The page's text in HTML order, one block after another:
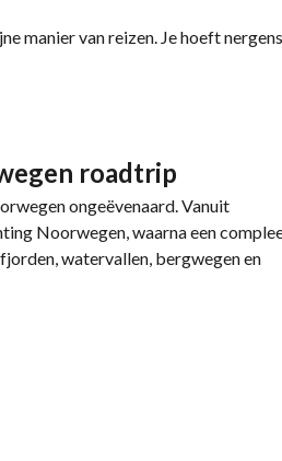
manier van reizen. Je hoeft
roadtrip
ongeëvenaard. Vanuit
Noorwegen, waarna een
watervallen, bergwegen en